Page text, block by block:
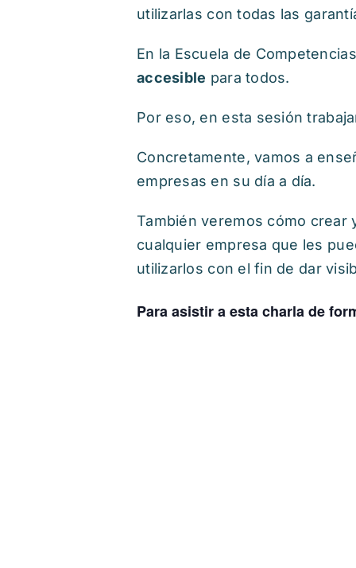
utilizarlas con todas las
En la Escuela de
accesible para todos.
Por eso, en esta sesión
Concretamente, vamos a
empresas en su día a día.
También veremos cómo crear
cualquier empresa que les
utilizarlos con el fin de dar
Para asistir a esta charla de